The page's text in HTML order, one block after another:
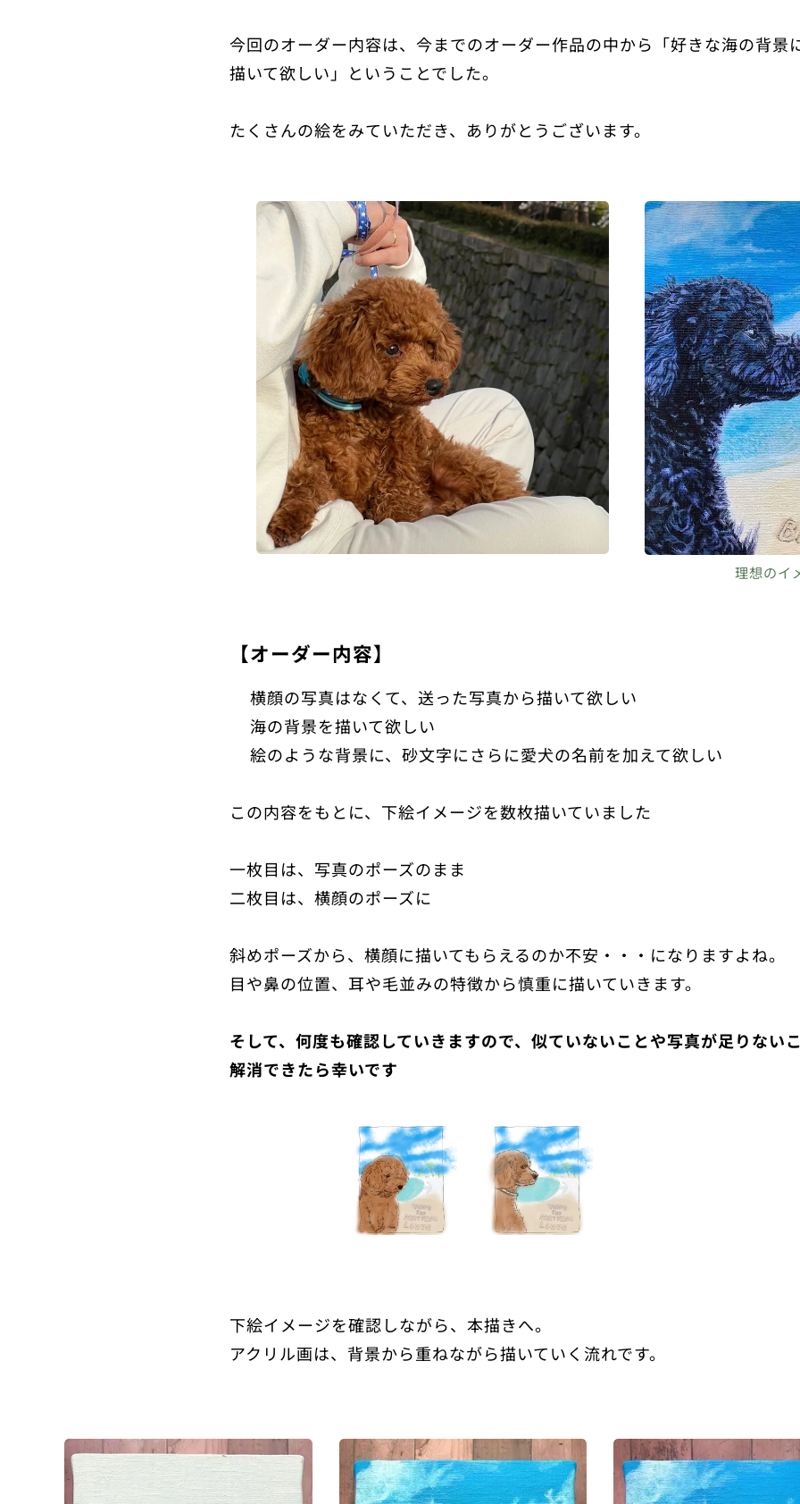
今回のオーダー内容は、今までのオーダー作品の中から「好きな海の背景
描いて欲しい」ということでした。
たくさんの絵をみていただき、ありがとうございます。
理想のイ
【オーダー内容】
✅横顔の写真はなくて、送った写真から描いて欲しい
✅海の背景を描いて欲しい
✅絵のような背景に、砂文字にさらに愛犬の名前を加えて欲しい
この内容をもとに、下絵イメージを数枚描いていました😊
一枚目は、写真のポーズのまま
二枚目は、横顔のポーズに
斜めポーズから、横顔に描いてもらえるのか不安・・・になりますよね。
目や鼻の位置、耳や毛並みの特徴から慎重に描いていきます。
そして、何度も確認していきますので、似ていないことや写真が足りない
解消できたら幸いです😊
下絵イメージを確認しながら、本描きへ。
アクリル画は、背景から重ねながら描いていく流れです。